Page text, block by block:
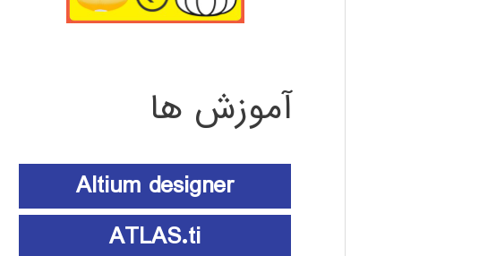
آموزش ها
Altium designer
ATLAS.ti